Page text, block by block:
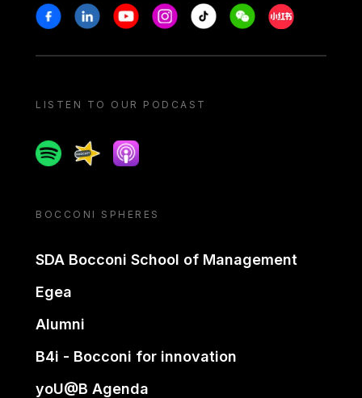
Stay in touch
FacebookLinkedinYoutubeInstagram
Tiktok WeechatXiaohongshu/
LISTEN TO OUR PODCAST
SpotifySpreakerApple podcast
BOCCONI SPHERES
SDA Bocconi School of Management
Egea
Alumni
B4i - Bocconi for innovation
yoU@B Agenda